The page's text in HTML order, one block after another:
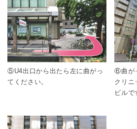
⑤U4出口から出たら左に曲がっ
てください。
⑥曲が
クリニ
ビルで